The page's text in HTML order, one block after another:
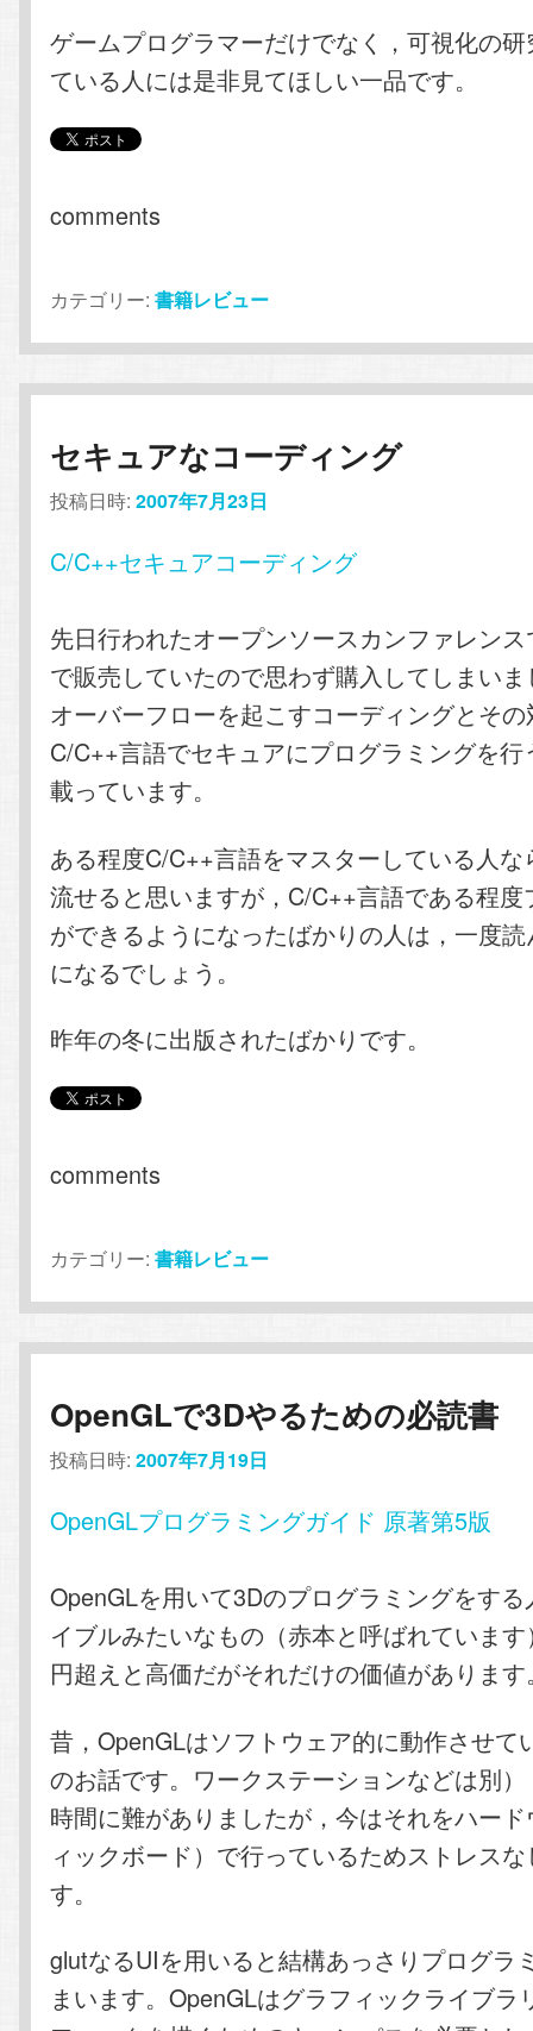
ゲームプログラマーだけでなく，可視化の
ている人には是非見てほしい一品です。
comments
カテゴリー: 書籍レビュー
セキュアなコーディング
投稿日時:2007年7月23日
C/C++セキュアコーディング
先日行われたオープンソースカンファレン
で販売していたので思わず購入してしまい
オーバーフローを起こすコーディングとそ
C/C++言語でセキュアにプログラミングを
載っています。
ある程度C/C++言語をマスターしている人
流せると思いますが，C/C++言語である程
ができるようになったばかりの人は，一度
になるでしょう。
昨年の冬に出版されたばかりです。
comments
カテゴリー: 書籍レビュー
OpenGLで3Dやるための必読書
投稿日時:2007年7月19日
OpenGLプログラミングガイド 原著第5版
OpenGLを用いて3Dのプログラミングをす
イブルみたいなもの（赤本と呼ばれていま
円超えと高価だがそれだけの価値があります
昔，OpenGLはソフトウェア的に動作させて
のお話です。ワークステーションなどは別
時間に難がありましたが，今はそれをハー
ィックボード）で行っているためストレス
す。
glutなるUIを用いると結構あっさりプログラ
まいます。OpenGLはグラフィックライブラ